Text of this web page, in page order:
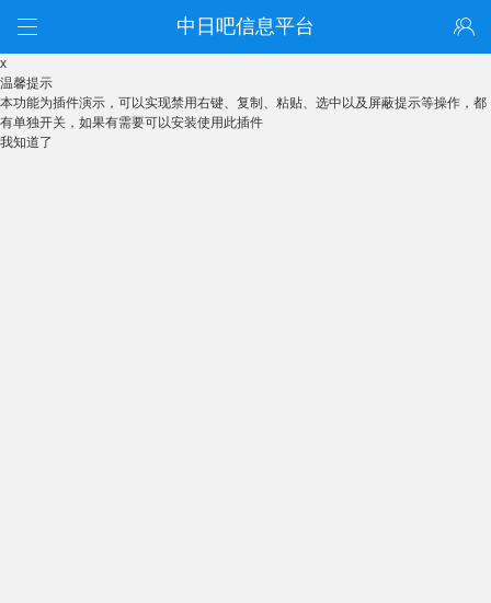
中日吧信息平台
x
温馨提示
本功能为插件演示，可以实现禁用右键、复制、粘贴、选中以及屏蔽提示等操作，都
有单独开关，如果有需要可以安装使用此插件
我知道了